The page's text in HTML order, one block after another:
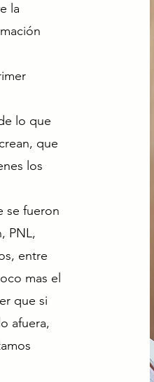
la
lo que
que
los
se fueron
PNL,
entre
mas el
que si
afuera,